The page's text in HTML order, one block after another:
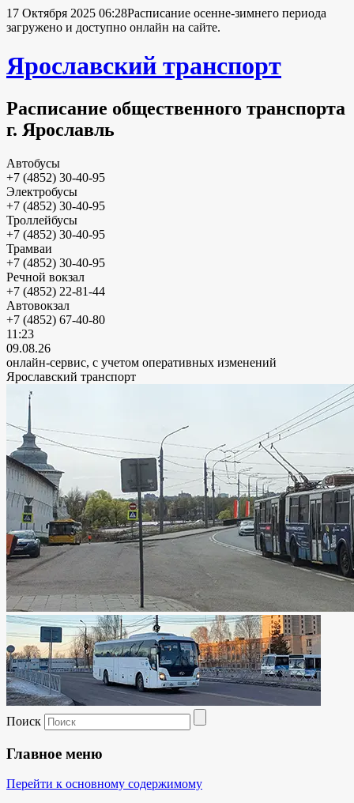
17 Октября 2025 06:28Расписание осенне-зимнего периода
загружено и доступно онлайн на сайте.
Ярославский транспорт
Расписание общественного транспорта
г. Ярославль
Автобусы
+7 (4852) 30-40-95
Электробусы
+7 (4852) 30-40-95
Троллейбусы
+7 (4852) 30-40-95
Трамваи
+7 (4852) 30-40-95
Речной вокзал
+7 (4852) 22-81-44
Автовокзал
+7 (4852) 67-40-80
11:23
09.08.26
онлайн-сервис, с учетом оперативных изменений
Ярославский транспорт
Поиск
Главное меню
Перейти к основному содержимому